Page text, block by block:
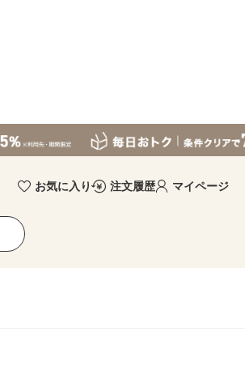
お気に入り 注文履歴 マイページ